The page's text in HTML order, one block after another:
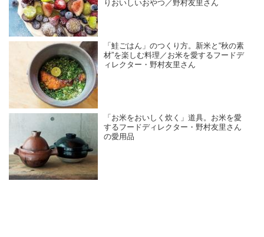
りおいしいおやつ／野村友里さん
「鮭ごはん」のつくり方。新米と“秋の素
材”を楽しむ料理／お米を愛するフードデ
ィレクター・野村友里さん
「お米をおいしく炊く」道具。お米を愛
するフードディレクター・野村友里さん
の愛用品